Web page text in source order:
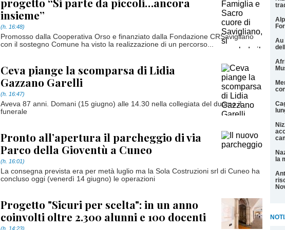
Au
la
insieme”
(h. 16:48)
Promosso dalla Cooperativa Orso e finanziato dalla Fondazione CRSavigliano
con il sostegno Comune ha visto la realizzazione di un percorso...
Ceva piange la scomparsa di Lidia
Gazzano Garelli
(h. 16:47)
Aveva 87 anni. Domani (15 giugno) alle 14.30 nella collegiata del duomo il
funerale
Pronto all’apertura il parcheggio di via
Parco della Gioventù a Cuneo
(h. 16:01)
La consegna prevista era per metà luglio ma la Sola Costruzioni srl di Cuneo ha
concluso oggi (venerdì 14 giugno) le operazioni
Progetto "Sicuri per scelta": in un anno
coinvolti oltre 2.300 alunni e 100 docenti
(h. 14:23)